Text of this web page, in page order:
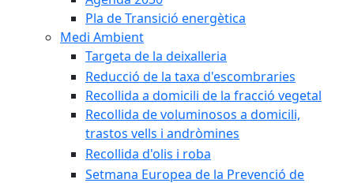
Pla de Transició energètica
Medi Ambient
Targeta de la deixalleria
Reducció de la taxa d'escombraries
Recollida a domicili de la fracció vegetal
Recollida de voluminosos a domicili,
trastos vells i andròmines
Recollida d'olis i roba
Setmana Europea de la Prevenció de